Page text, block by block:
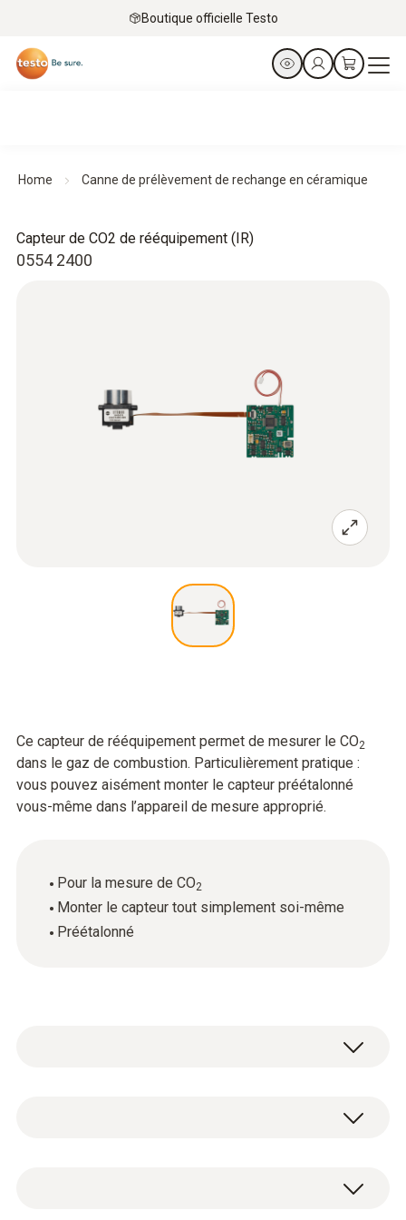
Boutique officielle Testo
Home Canne de prélèvement de rechange en céramique
0554 2400
Capteur de CO2 de rééquipement (IR)
Ce capteur de rééquipement permet de mesurer le CO2
dans le gaz de combustion. Particulièrement pratique :
vous pouvez aisément monter le capteur préétalonné
vous-même dans l’appareil de mesure approprié.
Pour la mesure de CO2
Monter le capteur tout simplement soi-même
Préétalonné